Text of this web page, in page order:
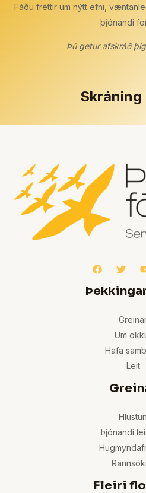
Fáðu fréttir um nýtt efni,
þjónandi
Þú getur afskráð
Um
Hafa
Leit
Hlustun
Þjónandi
Fleiri